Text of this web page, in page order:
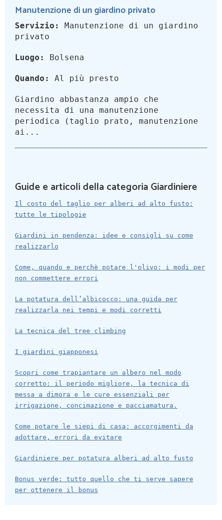
Manutenzione di un giardino privato
Servizio:
Manutenzione di un giardino
privato
Luogo: Bolsena
Quando: Al più presto
Giardino abbastanza ampio che
necessita di una manutenzione
periodica (taglio prato, manutenzione
ai...
Guide e articoli della categoria Giardiniere
Il costo del taglio per alberi ad alto fusto:
tutte le tipologie
Giardini in pendenza: idee e consigli su come
realizzarlo
Come, quando e perchè potare l'olivo: i modi per
non commettere errori
La potatura dell’albicocco: una guida per
realizzarla nei tempi e modi corretti
La tecnica del tree climbing
I giardini giapponesi
Scopri come trapiantare un albero nel modo
corretto: il periodo migliore, la tecnica di
messa a dimora e le cure essenziali per
irrigazione, concimazione e pacciamatura.
Come potare le siepi di casa: accorgimenti da
adottare, errori da evitare
Giardiniere per potatura alberi ad alto fusto
Bonus verde: tutto quello che ti serve sapere
per ottenere il bonus